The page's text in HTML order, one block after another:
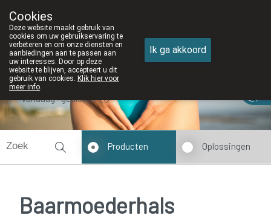
050/82 28 83
Vandaag gesloten
Producten Oplossingen
Baarmoederhals
Cookies
Deze website maakt gebruik van
cookies om uw gebruikservaring te
verbeteren en om onze diensten en
aanbiedingen aan te passen aan
uw interesses. Door op deze
website te blijven, accepteert u dit
gebruik van cookies. Klik hier voor
meer info.
Ik ga akkoord